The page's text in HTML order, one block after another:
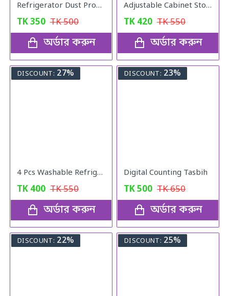
Refrigerator Dust Proof Cover
TK350 TK500
অর্ডার করুন
Adjustable Cabinet Storage Divider (6pcs)
TK 420 TK550
অর্ডার করুন
DISCOUNT: 27%
4 Pcs Washable Refrigerator Mats
TK 400 TK550
অর্ডার করুন
DISCOUNT: 23%
Digital Counting Tasbih
TK500 TK650
অর্ডার করুন
DISCOUNT: 22% DISCOUNT: 25%